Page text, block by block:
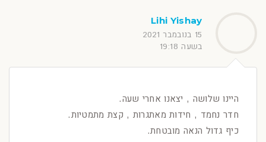
Lihi Yishay
15 בנובמבר 2021
בשעה 19:18
היינו שלושה , יצאנו אחרי שעה.
חדר נחמד , חידות מאתגרות , קצת מתמטיות.
כיף גדול הנאה מובטחת.